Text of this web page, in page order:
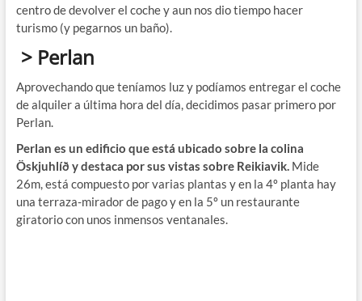
centro de devolver el coche y aun nos dio tiempo hacer
turismo (y pegarnos un baño).
> Perlan
Aprovechando que teníamos luz y podíamos entregar el coche
de alquiler a última hora del día, decidimos pasar primero por
Perlan.
Perlan es un edificio que está ubicado sobre la colina
Öskjuhlíð y destaca por sus vistas sobre Reikiavik.Mide
26m, está compuesto por varias plantas y en la 4º planta hay
una terraza-mirador de pago y en la 5º un restaurante
giratorio con unos inmensos ventanales.